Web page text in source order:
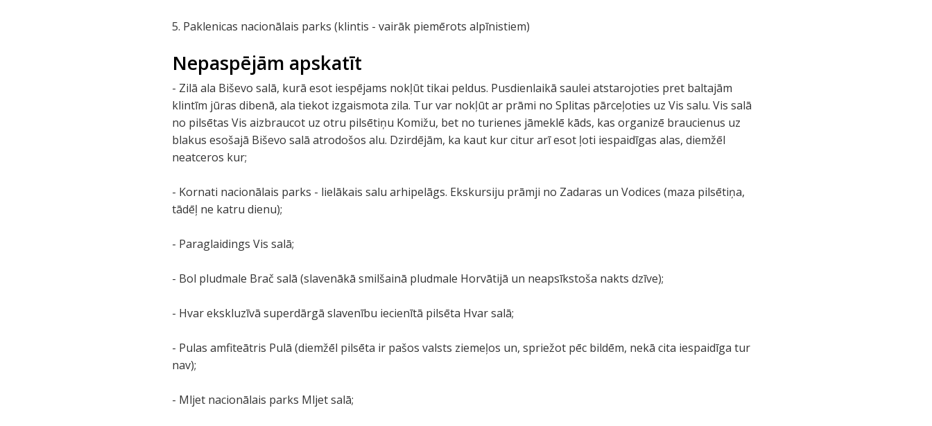
5. Paklenicas nacionālais parks (klintis - vairāk piemērots alpīnistiem)
Nepaspējām apskatīt
- Zilā ala Biševo salā, kurā esot iespējams nokļūt tikai peldus. Pusdienlaikā saulei atstarojoties pret baltajām
klintīm jūras dibenā, ala tiekot izgaismota zila. Tur var nokļūt ar prāmi no Splitas pārceļoties uz Vis salu. Vis salā
no pilsētas Vis aizbraucot uz otru pilsētiņu Komižu, bet no turienes jāmeklē kāds, kas organizē braucienus uz
blakus esošajā Biševo salā atrodošos alu. Dzirdējām, ka kaut kur citur arī esot ļoti iespaidīgas alas, diemžēl
neatceros kur;
- Kornati nacionālais parks - lielākais salu arhipelāgs. Ekskursiju prāmji no Zadaras un Vodices (maza pilsētiņa,
tādēļ ne katru dienu);
- Paraglaidings Vis salā;
- Bol pludmale Brač salā (slavenākā smilšainā pludmale Horvātijā un neapsīkstoša nakts dzīve);
- Hvar ekskluzīvā superdārgā slavenību iecienītā pilsēta Hvar salā;
- Pulas amfiteātris Pulā (diemžēl pilsēta ir pašos valsts ziemeļos un, spriežot pēc bildēm, nekā cita iespaidīga tur
nav);
- Mljet nacionālais parks Mljet salā;